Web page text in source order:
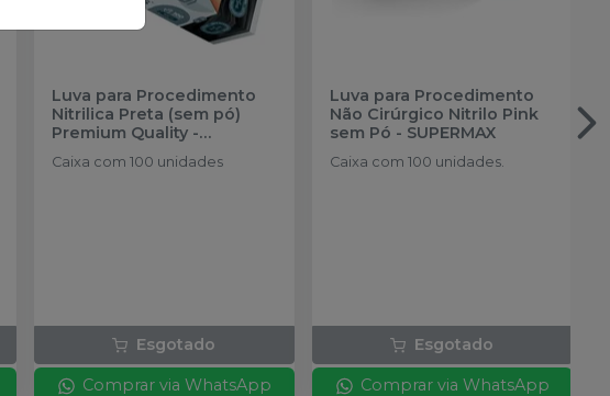
Luva para Procedimento
Nitrilica Preta (sem pó)
Premium Quality-
Caixa com 100 unidades
Esgotado
Comprar via WhatsApp
Luva para Procedimento
Não Cirúrgico Nitrilo Pink
sem Pó - SUPERMAX
Caixa com 100 unidades.
Esgotado
Comprar via WhatsApp